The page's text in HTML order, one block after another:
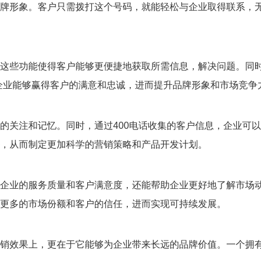
形象。客户只需拨打这个号码，就能轻松与企业取得联系，
功能使得客户能够更便捷地获取所需信息，解决问题。同
能够赢得客户的满意和忠诚，进而提升品牌形象和市场竞争
注和记忆。同时，通过400电话收集的客户信息，企业可
从而制定更加科学的营销策略和产品开发计划。
的服务质量和客户满意度，还能帮助企业更好地了解市场
的市场份额和客户的信任，进而实现可持续发展。
果上，更在于它能够为企业带来长远的品牌价值。一个拥